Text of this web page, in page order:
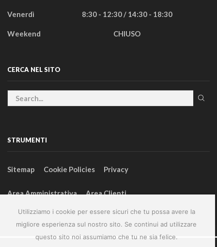
Utilizziamo i cookie per essere sicuri che tu possa avere la
migliore esperienza sul nostro sito. Se continui ad utilizzare
questo sito noi assumiamo che tu ne sia felice.
Venerdì 8:30 - 12:30 / 14:30 - 18:30
Weekend CHIUSO
CERCA NEL SITO
STRUMENTI
Sitemap Cookie Policies Privacy
Area Amministrativa Area Clienti